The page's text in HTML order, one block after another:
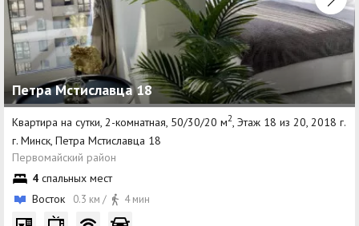
Петра Мстиславца 18
Квартира на сутки, 2-комнатная, 50/30/20 м2 , Этаж 18 из 20, 2018 г.
г. Минск, Петра Мстиславца 18
Первомайский район
4 спальных мест
Восток
0.3 км / 4 мин